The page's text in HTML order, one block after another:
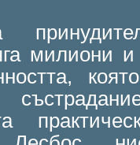
милиони